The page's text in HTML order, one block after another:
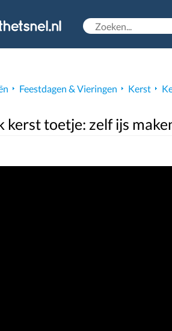
Feestdagen & Vieringen Kerst
kerst toetje: zelf ijs